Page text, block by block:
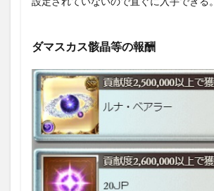
ダマスカス骸晶等の報酬